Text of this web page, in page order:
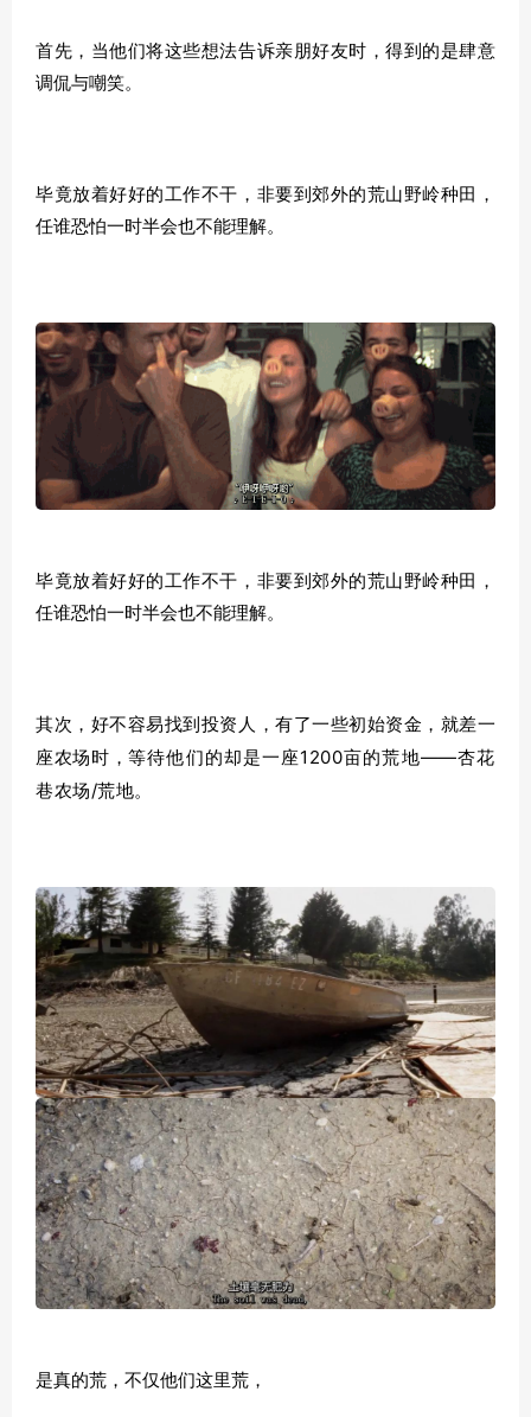
首先，当他们将这些想法告诉亲朋好友时，得到的是肆意
调侃与嘲笑。
毕竟放着好好的工作不干，非要到郊外的荒山野岭种田，
任谁恐怕一时半会也不能理解。
毕竟放着好好的工作不干，非要到郊外的荒山野岭种田，
任谁恐怕一时半会也不能理解。
其次，好不容易找到投资人，有了一些初始资金，就差一
座农场时，等待他们的却是一座1200亩的荒地——杏花
巷农场/荒地。
是真的荒，不仅他们这里荒，